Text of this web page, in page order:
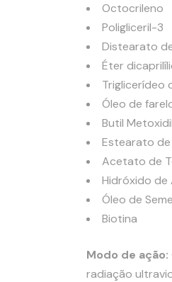
Octocrileno
Poligliceril-3
Distearato
Éter
Triglicerídeo
Óleo de
Butil
Estearato de
Acetato de
Hidróxido de
Óleo de
Biotina
Modo de ação:
radiação